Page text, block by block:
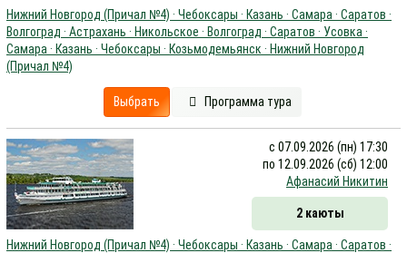
Нижний Новгород (Причал №4) · Чебоксары · Казань · Самара · Саратов ·
Волгоград · Астрахань · Никольское · Волгоград · Саратов · Усовка ·
Самара · Казань · Чебоксары · Козьмодемьянск · Нижний Новгород
(Причал №4)
Выбрать Программа тура
с 07.09.2026 (пн) 17:30
по 12.09.2026 (сб) 12:00
Афанасий Никитин
2 каюты
Нижний Новгород (Причал №4) · Чебоксары · Казань · Самара · Саратов ·